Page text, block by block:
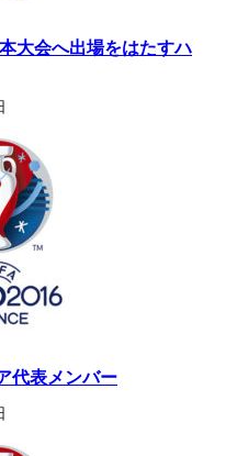
大会へ出場をはたすハ
代表メンバー